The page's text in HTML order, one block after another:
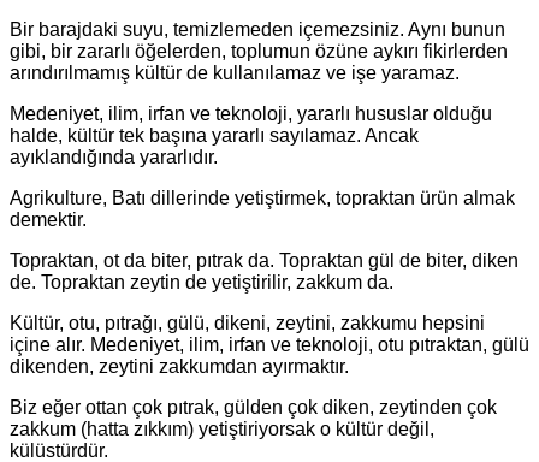
Bir barajdaki suyu, temizlemeden içemezsiniz. Aynı bunun
gibi, bir zararlı öğelerden, toplumun özüne aykırı fikirlerden
arındırılmamış kültür de kullanılamaz ve işe yaramaz.
Medeniyet, ilim, irfan ve teknoloji, yararlı hususlar olduğu
halde, kültür tek başına yararlı sayılamaz. Ancak
ayıklandığında yararlıdır.
Agrikulture, Batı dillerinde yetiştirmek, topraktan ürün almak
demektir.
Topraktan, ot da biter, pıtrak da. Topraktan gül de biter, diken
de. Topraktan zeytin de yetiştirilir, zakkum da.
Kültür, otu, pıtrağı, gülü, dikeni, zeytini, zakkumu hepsini
içine alır. Medeniyet, ilim, irfan ve teknoloji, otu pıtraktan, gülü
dikenden, zeytini zakkumdan ayırmaktır.
Biz eğer ottan çok pıtrak, gülden çok diken, zeytinden çok
zakkum (hatta zıkkım) yetiştiriyorsak o kültür değil,
külüstürdür.